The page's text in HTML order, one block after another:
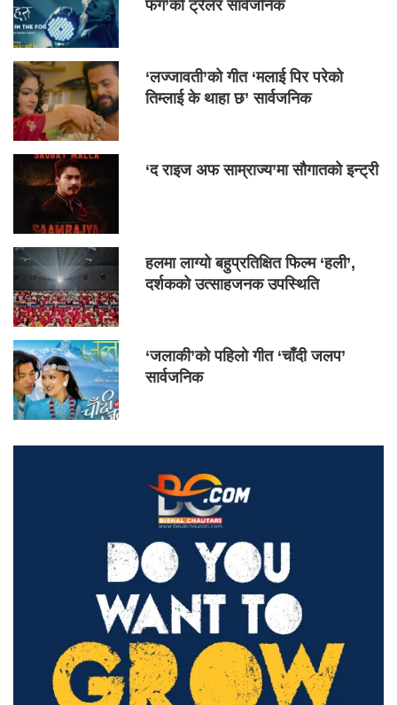
फग’को ट्रेलर सार्वजनिक
‘लज्जावती’को गीत ‘मलाई पिर परेको
तिम्लाई के थाहा छ’ सार्वजनिक
‘द राइज अफ साम्राज्य’मा सौगातको इन्ट्री
हलमा लाग्यो बहुप्रतिक्षित फिल्म ‘हली’,
दर्शकको उत्साहजनक उपस्थिति
‘जलाकी’को पहिलो गीत ‘चाँदी जलप’
सार्वजनिक